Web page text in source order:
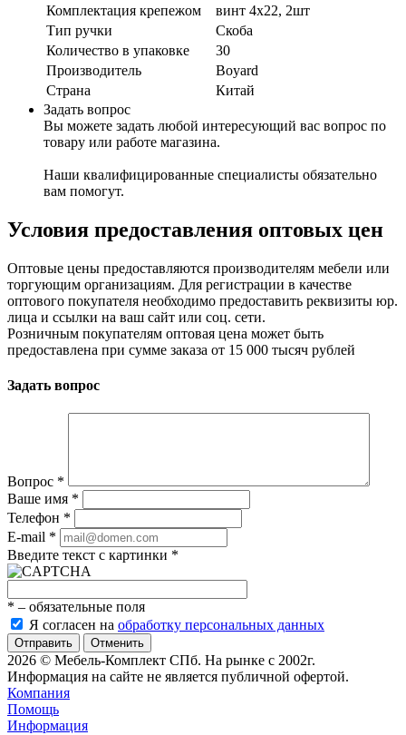
Комплектация крепежом
винт 4х22, 2шт
Тип ручки
Скоба
Количество в упаковке
30
Производитель
Boyard
Страна
Китай
Задать вопрос
Вы можете задать любой интересующий вас вопрос по
товару или работе магазина.
Наши квалифицированные специалисты обязательно
вам помогут.
Условия предоставления оптовых цен
Оптовые цены предоставляются производителям мебели или
торгующим организациям. Для регистрации в качестве
оптового покупателя необходимо предоставить реквизиты юр.
лица и ссылки на ваш сайт или соц. сети.
Розничным покупателям оптовая цена может быть
предоставлена при сумме заказа от 15 000 тысяч рублей
Задать вопрос
Вопрос *
Ваше имя *
Телефон *
E-mail *
Введите текст с картинки *
* – обязательные поля
Я согласен на обработку персональных данных
Отменить
2026 © Мебель-Комплект СПб. На рынке с 2002г.
Информация на сайте не является публичной офертой.
Компания
Помощь
Информация